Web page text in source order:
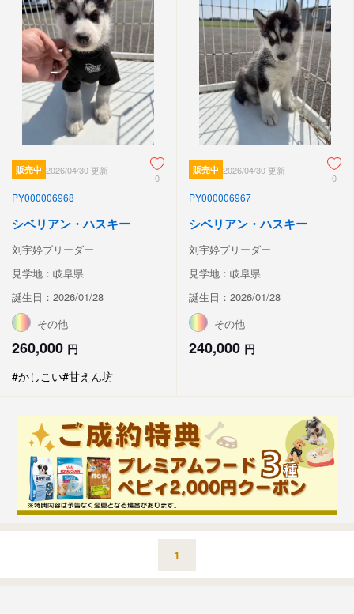
販売中 2026/04/30 更新
0
PY000006968
シベリアン・ハスキー
刘宇婷ブリーダー
見学地：岐阜県
誕生日：2026/01/28
その他
260,000 円
#かしこい#甘えん坊
販売中 2026/04/30 更新
0
PY000006967
シベリアン・ハスキー
刘宇婷ブリーダー
見学地：岐阜県
誕生日：2026/01/28
その他
240,000 円
1